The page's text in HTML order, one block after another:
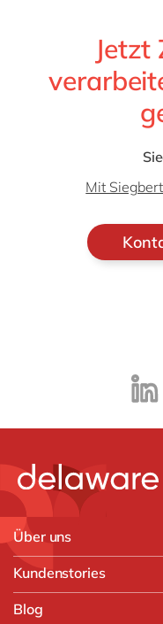
Jetzt
Mit
Über uns
Kundenstories
Blog